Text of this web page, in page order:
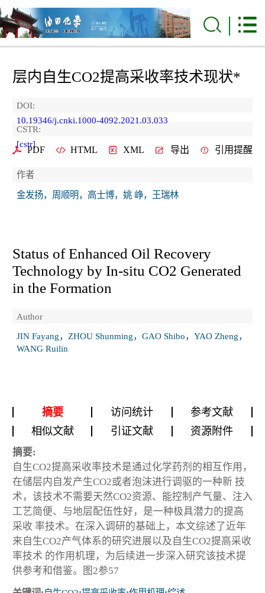
层内自生CO2提高采收率技术现状*
DOI:
10.19346/j.cnki.1000-4092.2021.03.033
CSTR:
[cstr]
PDF HTML XML 导出 引用提醒
作者
金发扬，周顺明，高士博，姚 峥，王瑞林
Status of Enhanced Oil Recovery
Technology by In-situ CO2 Generated
in the Formation
Author
JIN Fayang，ZHOU Shunming，GAO Shibo，YAO Zheng，
WANG Ruilin
摘要 访问统计
参考文献
相似文献
引证文献 资源附件
摘要:
自生CO2提高采收率技术是通过化学药剂的相互作用，
在储层内自发产生CO2或者泡沫进行调驱的一种新 技
术，该技术不需要天然CO2资源、能控制产气量、注入
工艺简便、与地层配伍性好，是一种极具潜力的提高
采收 率技术。在深入调研的基础上，本文综述了近年
来自生CO2产气体系的研究进展以及自生CO2提高采收
率技术 的作用机理，为后续进一步深入研究该技术提
供参考和借鉴。图2参57